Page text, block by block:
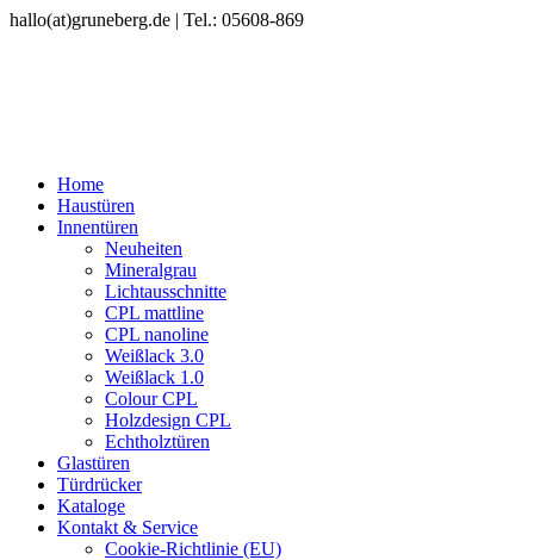
hallo(at)gruneberg.de | Tel.: 05608-869
Home
Haustüren
Innentüren
Neuheiten
Mineralgrau
Lichtausschnitte
CPL mattline
CPL nanoline
Weißlack 3.0
Weißlack 1.0
Colour CPL
Holzdesign CPL
Echtholztüren
Glastüren
Türdrücker
Kataloge
Kontakt & Service
Cookie-Richtlinie (EU)